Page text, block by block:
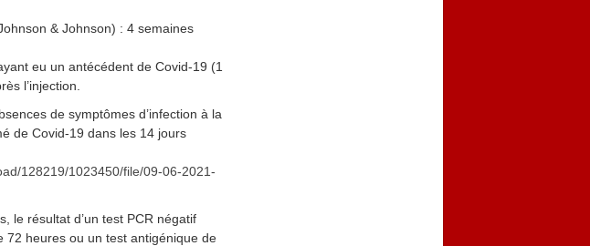
& Johnson) : 4 semaines
eu un antécédent de Covid-19 (1
l’injection.
de symptômes d’infection à la
de Covid-19 dans les 14 jours
128219/1023450/file/09-06-2021-
le résultat d’un test PCR négatif
72 heures ou un test antigénique de